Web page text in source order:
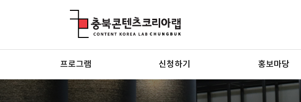
프로그램 신청하기 홍보마당